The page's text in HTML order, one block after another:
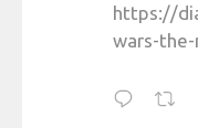
https://
wars-the-